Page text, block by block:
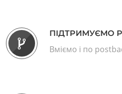
ПІДТРИМУЄМО
Вміємо і по